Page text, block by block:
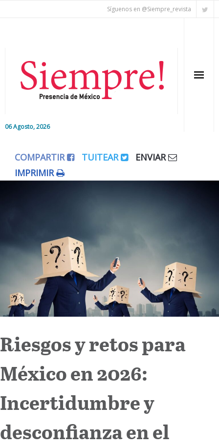
Síguenos en @Siempre_revista
06 Agosto, 2026
Editorial
Internacional
Cultura
COMPARTIR TUITEAR
ENVIAR
IMPRIMIR
Riesgos y retos para
México en 2026:
Incertidumbre y
desconfianza en el